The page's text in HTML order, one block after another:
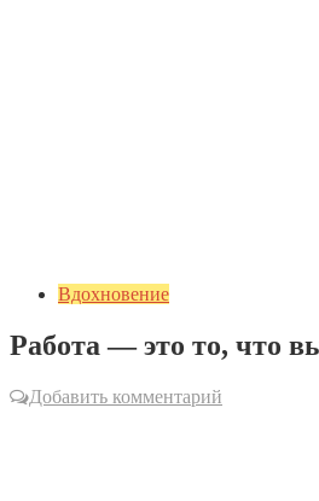
Вдохновение
Работа — это то, что
Добавить комментарий